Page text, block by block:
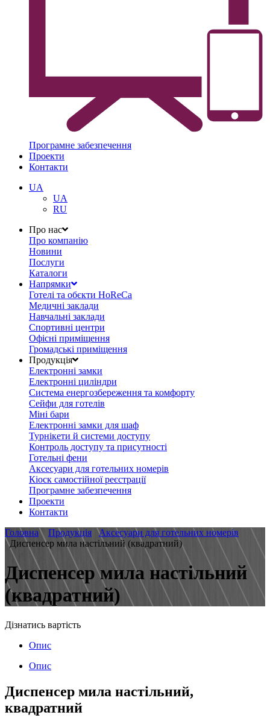
Програмне забезпечення
Проекти
Контакти
UA
UA
RU
Про нас
Про компанію
Новини
Послуги
Каталоги
Напрямки
Готелі та обєкти HoReCa
Медичні заклади
Навчальні заклади
Спортивні центри
Офісні приміщення
Громадські приміщення
Продукція
Електронні замки
Електронні циліндри
Система енергозбереження та комфорту
Сейфи для готелів
Міні бари
Електронні замки для шаф
Турнікети й системи доступу
Контроль доступу та присутності
Готельні фени
Аксесуари для готельних номерів
Кіоск самостійної реєстрації
Програмне забезпечення
Проекти
Контакти
Головна
Продукція
Аксесуари для готельних номерів
Диспенсер мила настільний (квадратний)
Диспенсер мила настільний
(квадратний)
Дізнатись вартість
Опис
Опис
Диспенсер мила настільний,
квадратний